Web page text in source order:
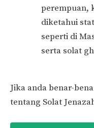
perempuan,
diketahui
seperti di
serta solat
Jika anda benar-
tentang Solat